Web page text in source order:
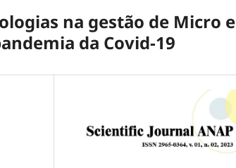
na gestão de Micro e
da Covid-19